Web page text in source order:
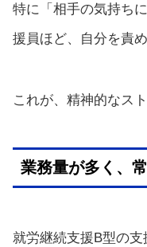
特に「相手の気持ち
援員ほど、自分を責
これが、精神的なス
業務量が多く、
就労継続支援B型の